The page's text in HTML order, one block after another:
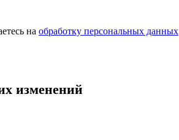
на обработку персональных данных
изменений